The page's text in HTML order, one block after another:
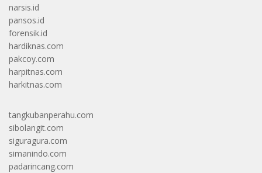
narsis.id
pansos.id
forensik.id
hardiknas.com
pakcoy.com
harpitnas.com
harkitnas.com
tangkubanperahu.com
sibolangit.com
siguragura.com
simanindo.com
padarincang.com